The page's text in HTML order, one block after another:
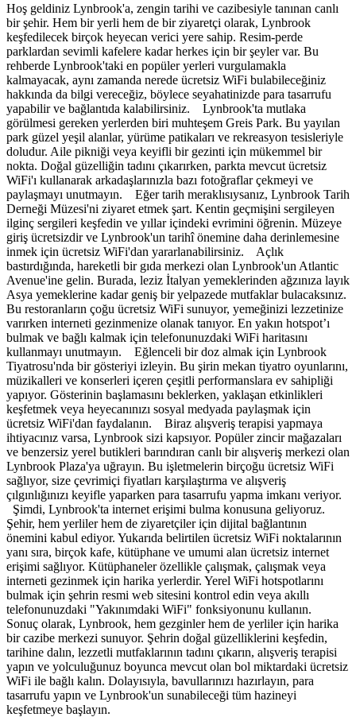
Hoş geldiniz Lynbrook'a, zengin tarihi ve cazibesiyle tanınan canlı
bir şehir. Hem bir yerli hem de bir ziyaretçi olarak, Lynbrook
keşfedilecek birçok heyecan verici yere sahip. Resim-perde
parklardan sevimli kafelere kadar herkes için bir şeyler var. Bu
rehberde Lynbrook'taki en popüler yerleri vurgulamakla
kalmayacak, aynı zamanda nerede ücretsiz WiFi bulabileceğiniz
hakkında da bilgi vereceğiz, böylece seyahatinizde para tasarrufu
yapabilir ve bağlantıda kalabilirsiniz. Lynbrook'ta mutlaka
görülmesi gereken yerlerden biri muhteşem Greis Park. Bu yayılan
park güzel yeşil alanlar, yürüme patikaları ve rekreasyon tesisleriyle
doludur. Aile pikniği veya keyifli bir gezinti için mükemmel bir
nokta. Doğal güzelliğin tadını çıkarırken, parkta mevcut ücretsiz
WiFi'ı kullanarak arkadaşlarınızla bazı fotoğraflar çekmeyi ve
paylaşmayı unutmayın. Eğer tarih meraklısıysanız, Lynbrook Tarih
Derneği Müzesi'ni ziyaret etmek şart. Kentin geçmişini sergileyen
ilginç sergileri keşfedin ve yıllar içindeki evrimini öğrenin. Müzeye
giriş ücretsizdir ve Lynbrook'un tarihî önemine daha derinlemesine
inmek için ücretsiz WiFi'dan yararlanabilirsiniz. Açlık
bastırdığında, hareketli bir gıda merkezi olan Lynbrook'un Atlantic
Avenue'ine gelin. Burada, leziz İtalyan yemeklerinden ağzınıza layık
Asya yemeklerine kadar geniş bir yelpazede mutfaklar bulacaksınız.
Bu restoranların çoğu ücretsiz WiFi sunuyor, yemeğinizi lezzetinize
varırken interneti gezinmenize olanak tanıyor. En yakın hotspot’ı
bulmak ve bağlı kalmak için telefonunuzdaki WiFi haritasını
kullanmayı unutmayın. Eğlenceli bir doz almak için Lynbrook
Tiyatrosu'nda bir gösteriyi izleyin. Bu şirin mekan tiyatro oyunlarını,
müzikalleri ve konserleri içeren çeşitli performanslara ev sahipliği
yapıyor. Gösterinin başlamasını beklerken, yaklaşan etkinlikleri
keşfetmek veya heyecanınızı sosyal medyada paylaşmak için
ücretsiz WiFi'dan faydalanın. Biraz alışveriş terapisi yapmaya
ihtiyacınız varsa, Lynbrook sizi kapsıyor. Popüler zincir mağazaları
ve benzersiz yerel butikleri barındıran canlı bir alışveriş merkezi olan
Lynbrook Plaza'ya uğrayın. Bu işletmelerin birçoğu ücretsiz WiFi
sağlıyor, size çevrimiçi fiyatları karşılaştırma ve alışveriş
çılgınlığınızı keyifle yaparken para tasarrufu yapma imkanı veriyor.
Şimdi, Lynbrook'ta internet erişimi bulma konusuna geliyoruz.
Şehir, hem yerliler hem de ziyaretçiler için dijital bağlantının
önemini kabul ediyor. Yukarıda belirtilen ücretsiz WiFi noktalarının
yanı sıra, birçok kafe, kütüphane ve umumi alan ücretsiz internet
erişimi sağlıyor. Kütüphaneler özellikle çalışmak, çalışmak veya
interneti gezinmek için harika yerlerdir. Yerel WiFi hotspotlarını
bulmak için şehrin resmi web sitesini kontrol edin veya akıllı
telefonunuzdaki "Yakınımdaki WiFi" fonksiyonunu kullanın.
Sonuç olarak, Lynbrook, hem gezginler hem de yerliler için harika
bir cazibe merkezi sunuyor. Şehrin doğal güzelliklerini keşfedin,
tarihine dalın, lezzetli mutfaklarının tadını çıkarın, alışveriş terapisi
yapın ve yolculuğunuz boyunca mevcut olan bol miktardaki ücretsiz
WiFi ile bağlı kalın. Dolayısıyla, bavullarınızı hazırlayın, para
tasarrufu yapın ve Lynbrook'un sunabileceği tüm hazineyi
keşfetmeye başlayın.